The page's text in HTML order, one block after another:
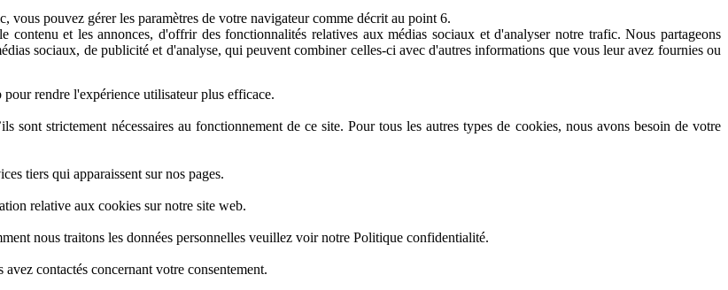
pouvez gérer les paramètres de votre navigateur comme décrit au point 6.
et les annonces, d'offrir des fonctionnalités relatives aux médias sociaux et d'analyser notre trafic. Nous partageons
sociaux, de publicité et d'analyse, qui peuvent combiner celles-ci avec d'autres informations que vous leur avez fournies ou
rendre l'expérience utilisateur plus efficace.
sont strictement nécessaires au fonctionnement de ce site. Pour tous les autres types de cookies, nous avons besoin de votre
tiers qui apparaissent sur nos pages.
relative aux cookies sur notre site web.
nous traitons les données personnelles veuillez voir notre Politique confidentialité.
contactés concernant votre consentement.